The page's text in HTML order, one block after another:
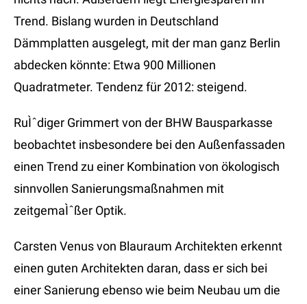
Trend. Bislang wurden in Deutschland
Dämmplatten ausgelegt, mit der man ganz Berlin
abdecken könnte: Etwa 900 Millionen
Quadratmeter. Tendenz für 2012: steigend.
RuÌˆdiger Grimmert von der BHW Bausparkasse
beobachtet insbesondere bei den Außenfassaden
einen Trend zu einer Kombination von ökologisch
sinnvollen Sanierungsmaßnahmen mit
zeitgemaÌˆßer Optik.
Carsten Venus von Blauraum Architekten erkennt
einen guten Architekten daran, dass er sich bei
einer Sanierung ebenso wie beim Neubau um die